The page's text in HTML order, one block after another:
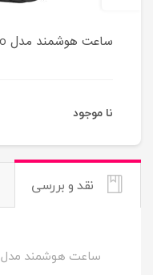
ساعت هوشمند مدل HK05 Hero
نا موجود
نقد و بررسی
ساعت هوشمند مدل HK05 Hero